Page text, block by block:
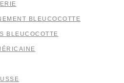
BLEUCOCOTTE
BLEUCOCOTTE